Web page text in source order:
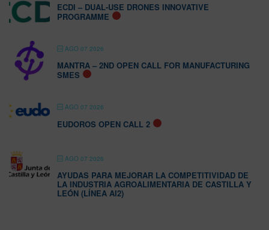
ECDI – DUAL-USE DRONES INNOVATIVE
PROGRAMME
AGO 07 2026
MANTRA – 2ND OPEN CALL FOR MANUFACTURING
SMES
AGO 07 2026
EUDOROS OPEN CALL 2
AGO 07 2026
AYUDAS PARA MEJORAR LA COMPETITIVIDAD DE
LA INDUSTRIA AGROALIMENTARIA DE CASTILLA Y
LEÓN (LÍNEA AI2)